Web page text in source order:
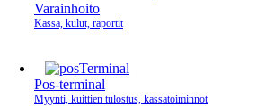
Varainhoito
Kassa, kulut, raportit
Pos-terminal
Myynti, kuittien tulostus, kassatoiminnot